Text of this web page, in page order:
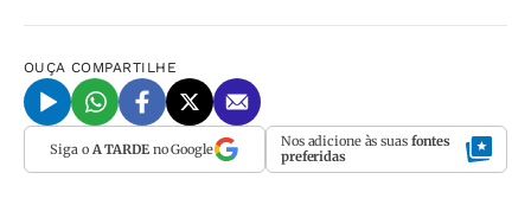
OUÇA COMPARTILHE
Siga o A TARDEno Google Nos adicione às suas fontes
preferidas